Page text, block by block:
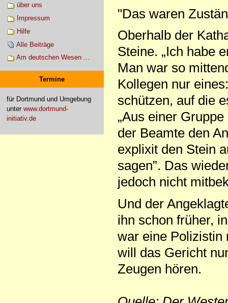
über uns
Impressum
Hilfe
Alle Beiträge
Am deutschen Wesen ...
Termine
für Dortmund und Umgebung
unter www.dortmund-
initiativ.de
"Das waren
Oberhalb der
Steine. „Ich habe
Man war so
Kollegen nur
schützen, auf die
„Aus einer
der Beamte den
explixit den Stein
sagen”. Das
jedoch nicht
Und der
ihn schon früher,
war eine Polizistin
will das Gericht
Zeugen hören.